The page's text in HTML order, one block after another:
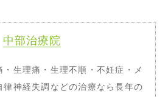
中部治療院
生理痛・生理不順・不妊症・メ
律神経失調などの治療なら長年の